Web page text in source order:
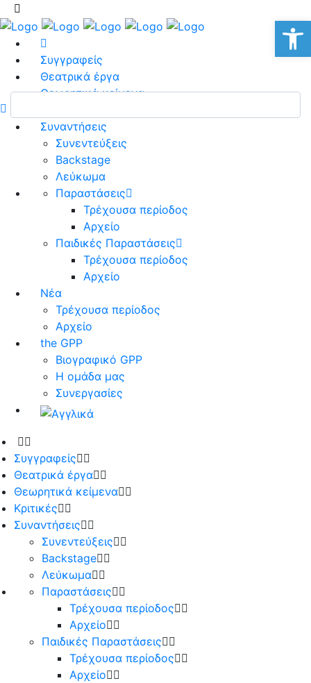
Συγγραφείς
Θεατρικά έργα
Θεωρητικά κείμενα
Συναντήσεις
Συνεντεύξεις
Backstage
Λεύκωμα
Παραστάσεις
Τρέχουσα περίοδος
Αρχείο
Παιδικές Παραστάσεις
Τρέχουσα περίοδος
Αρχείο
Νέα
Τρέχουσα περίοδος
Αρχείο
the GPP
Βιογραφικό GPP
Η ομάδα μας
Συνεργασίες
Συγγραφείς
Θεατρικά έργα
Θεωρητικά κείμενα
Κριτικές
Συναντήσεις
Συνεντεύξεις
Backstage
Λεύκωμα
Παραστάσεις
Τρέχουσα περίοδος
Αρχείο
Παιδικές Παραστάσεις
Τρέχουσα περίοδος
Αρχείο